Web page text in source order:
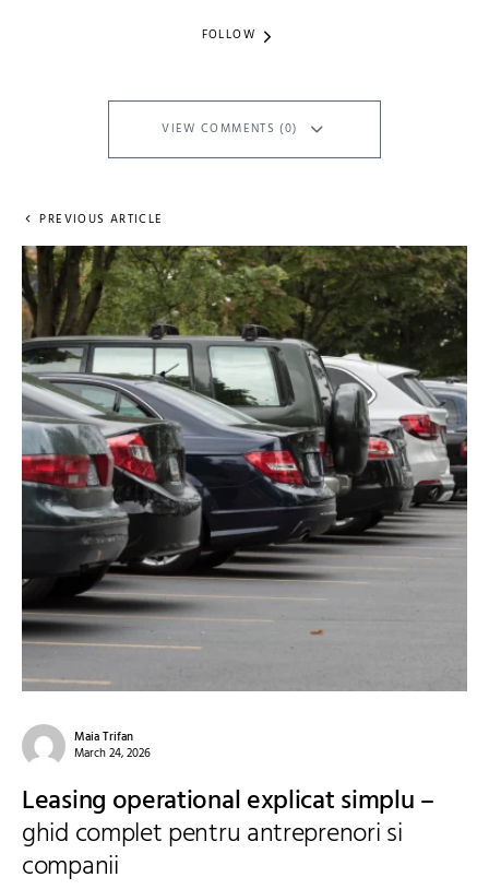
FOLLOW
VIEW COMMENTS (0)
PREVIOUS ARTICLE
Maia Trifan
March 24, 2026
Leasing operational explicat simplu –
ghid complet pentru antreprenori si
companii